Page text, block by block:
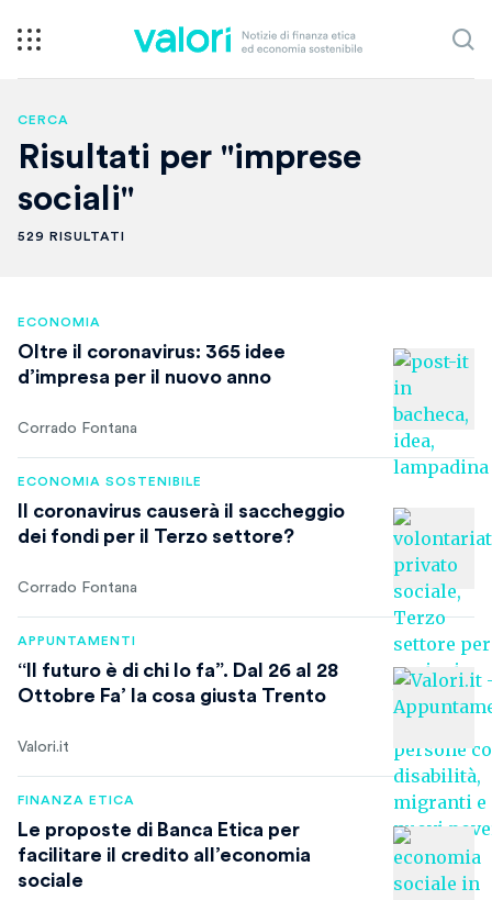
CERCA
Risultati per "imprese
sociali"
529 RISULTATI
ECONOMIA
Oltre il coronavirus: 365 idee
d’impresa per il nuovo anno
Corrado Fontana
ECONOMIA SOSTENIBILE
Il coronavirus causerà il saccheggio
dei fondi per il Terzo settore?
Corrado Fontana
APPUNTAMENTI
“Il futuro è di chi lo fa”. Dal 26 al 28
Ottobre Fa’ la cosa giusta Trento
Valori.it
FINANZA ETICA
Le proposte di Banca Etica per
facilitare il credito all’economia
sociale